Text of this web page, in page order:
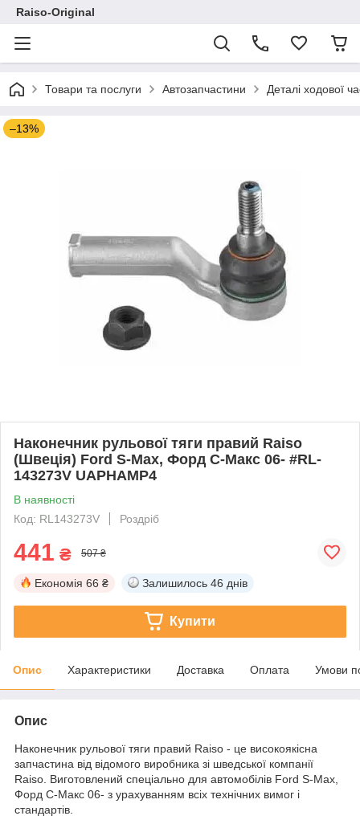
Raiso-Original
Товари та послуги Автозапчастини Деталі ходової
–13%
Наконечник рульової тяги правий Raiso
(Швеція) Ford S-Max, Форд С-Макс 06- #RL-
143273V UAPHAMP4
В наявності
Код: RL143273V
Роздріб
441 ₴ 507 ₴
Економія 66 ₴ Залишилось 46 днів
Купити
Опис Характеристики Доставка Оплата Умови
Опис
Наконечник рульової тяги правий Raiso - це високоякісна
запчастина від відомого виробника зі шведської компанії
Raiso. Виготовлений спеціально для автомобілів Ford S-Max,
Форд С-Макс 06- з урахуванням всіх технічних вимог і
стандартів.